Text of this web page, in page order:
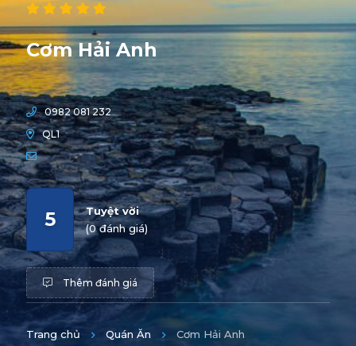
Cơm Hải Anh
0982 081 232
QL1
Tuyệt vời
(0 đánh giá)
5
Thêm đánh giá
Trang chủ Quán Ăn Cơm Hải Anh